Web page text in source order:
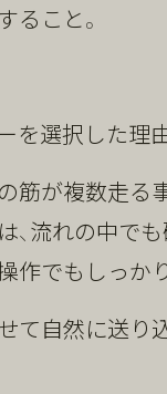
ること。
を選択した理
筋が複数走る
流れの中で
作でもしっか
て自然に送り